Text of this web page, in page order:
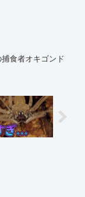
食者オキゴンド